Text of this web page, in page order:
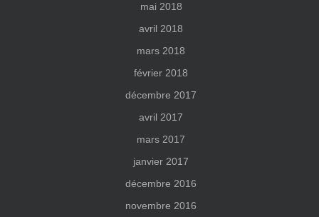
mai 2018
avril 2018
mars 2018
février 2018
décembre 2017
avril 2017
mars 2017
janvier 2017
décembre 2016
novembre 2016